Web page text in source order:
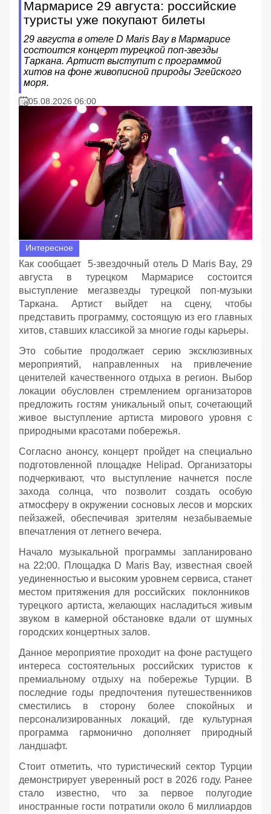
Мармарисе 29 августа: российские
туристы уже покупают билеты
29 августа в отеле D Maris Bay в Мармарисе
состоится концерт турецкой поп-звезды
Таркана. Артист выступит с программой
хитов на фоне живописной природы Эгейского
моря.
05.08.2026 06:00
Интересное
Как сообщает 5-звездочный отель D Maris Bay, 29
августа в турецком Мармарисе состоится
выступление мегазвезды турецкой поп-музыки
Таркана. Артист выйдет на сцену, чтобы
представить программу, состоящую из его главных
хитов, ставших классикой за многие годы карьеры.
Это событие продолжает серию эксклюзивных
мероприятий, направленных на привлечение
ценителей качественного отдыха в регион. Выбор
локации обусловлен стремлением организаторов
предложить гостям уникальный опыт, сочетающий
живое выступление артиста мирового уровня с
природными красотами побережья.
Согласно анонсу, концерт пройдет на специально
подготовленной площадке Helipad. Организаторы
подчеркивают, что выступление начнется после
захода солнца, что позволит создать особую
атмосферу в окружении сосновых лесов и морских
пейзажей, обеспечивая зрителям незабываемые
впечатления от летнего вечера.
Начало музыкальной программы запланировано
на 22:00. Площадка D Maris Bay, известная своей
уединенностью и высоким уровнем сервиса, станет
местом притяжения для российских поклонников
турецкого артиста, желающих насладиться живым
звуком в камерной обстановке вдали от шумных
городских концертных залов.
Данное мероприятие проходит на фоне растущего
интереса состоятельных российских туристов к
премиальному отдыху на побережье Турции. В
последние годы предпочтения путешественников
сместились в сторону более спокойных и
персонализированных локаций, где культурная
программа гармонично дополняет природный
ландшафт.
Стоит отметить, что туристический сектор Турции
демонстрирует уверенный рост в 2026 году. Ранее
стало известно, что за первое полугодие
иностранные гости потратили около 6 миллиардов